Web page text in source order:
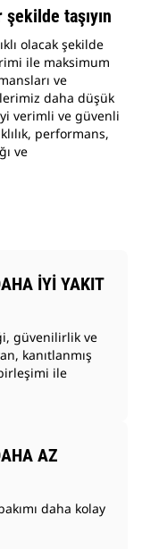
taşıyın
olacak şekilde
ile maksimum
ve
daha düşük
verimli ve güvenli
performans,
ve
İYİ YAKIT
güvenilirlik ve
kanıtlanmış
ile
AZ
daha kolay